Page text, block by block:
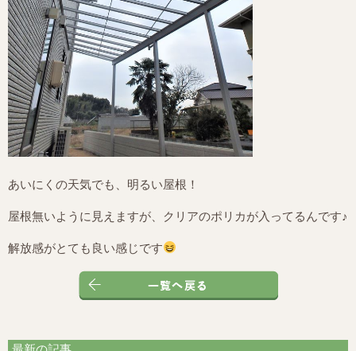
あいにくの天気でも、明るい屋根！
屋根無いように見えますが、クリアのポリカが入ってるんです♪
解放感がとても良い感じです